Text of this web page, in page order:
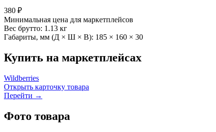
380 ₽
Минимальная цена для маркетплейсов
Вес брутто: 1.13 кг
Габариты, мм (Д × Ш × В): 185 × 160 × 30
Купить на маркетплейсах
Wildberries
Открыть карточку товара
Перейти →
Фото товара